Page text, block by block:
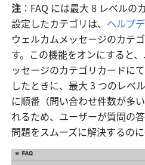
注 ：FAQ には最大 8 レベルの
設定したカテゴリは、 ヘルプ
ウェルカムメッセージのカテ
す。この機能をオンにすると
ッセージのカテゴリカードに
したときに、最大 3 つのレベ
に順番（問い合わせ件数が多
れるため、ユーザーが質問の
問題をスムーズに解決するのに